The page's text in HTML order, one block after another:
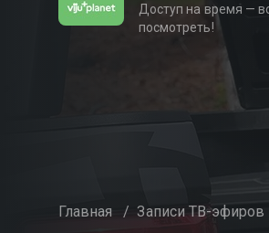
Доступ на время —
посмотреть!
Главная / Записи ТВ-эфиров